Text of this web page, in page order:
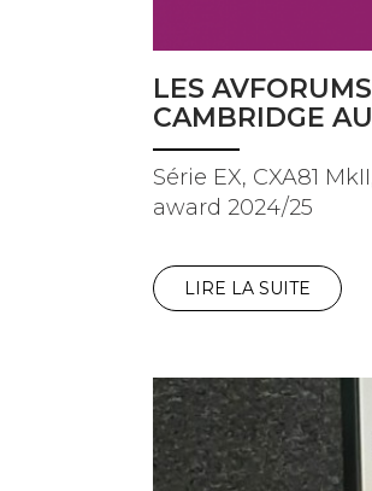
LES
CAMBRIDGE
Série EX, CXA81
award 2024/25
LIRE LA SUITE